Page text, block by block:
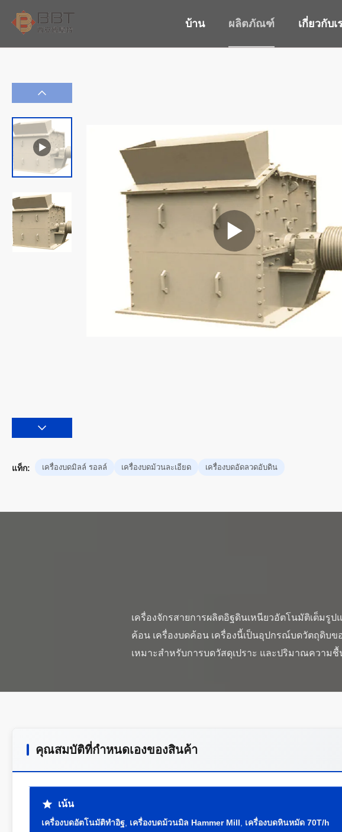
บ้าน ผลิตภัณฑ์ เกี่ยวกับเ
แท็ก: เครื่องบดมิลล์ รอลล์ เครื่องบดม้วนละเอียด เครื่องบดอัดลวดอับดิน
เครื่องจักรสายการผลิตอิฐดินเหนียวอัตโนมัติเต็มรู
ค้อน เครื่องบดค้อน เครื่องนี้เป็นอุปกรณ์บดวัตถุดิบ
คุณสมบัติที่กําหนดเองของสินค้า
เน้น
เครื่องบดอัตโนมัติทําอิฐ เครื่องบดม้วนมิล Hammer Mill เครื่องบดหินหมัด 70T/h